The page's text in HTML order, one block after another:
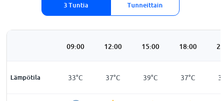
3 Tuntia Tunneittain
09:00 12:00 15:00 18:00
Lämpötila
31° 33°C 37°C 39°C 37°C